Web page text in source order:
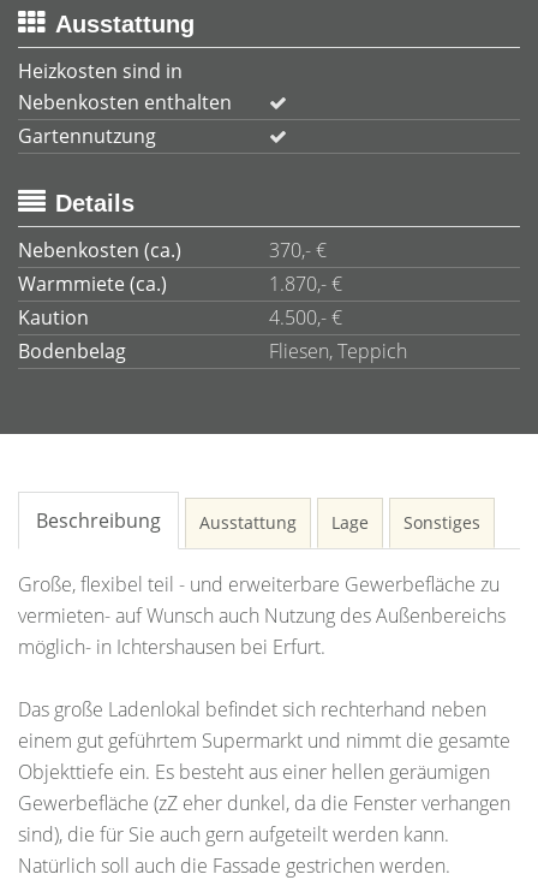
Ausstattung
Heizkosten sind in
Nebenkosten enthalten
Gartennutzung
Details
Nebenkosten (ca.)
370,- €
Warmmiete (ca.)
1.870,- €
Kaution
4.500,- €
Bodenbelag
Fliesen, Teppich
Beschreibung Ausstattung Lage Sonstiges
Große, flexibel teil - und erweiterbare Gewerbefläche zu
vermieten- auf Wunsch auch Nutzung des Außenbereichs
möglich- in Ichtershausen bei Erfurt.
Das große Ladenlokal befindet sich rechterhand neben
einem gut geführtem Supermarkt und nimmt die gesamte
Objekttiefe ein. Es besteht aus einer hellen geräumigen
Gewerbefläche (zZ eher dunkel, da die Fenster verhangen
sind), die für Sie auch gern aufgeteilt werden kann.
Natürlich soll auch die Fassade gestrichen werden.